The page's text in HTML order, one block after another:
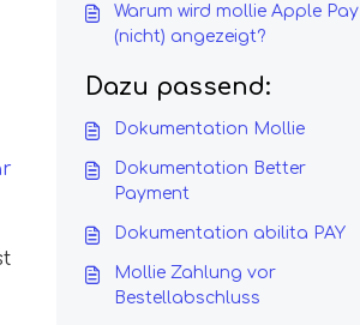
Warum wird mollie Apple Pay
(nicht) angezeigt?
Dazu passend:
Dokumentation Mollie
Dokumentation Better
Payment
Dokumentation abilita PAY
Mollie Zahlung vor
Bestellabschluss